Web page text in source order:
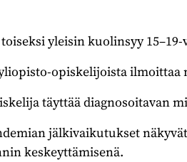
yleisin kuolinsyy
opiskelijoista
täyttää diagnosoitavan
jälkivaikutukset
keskeyttämisenä.